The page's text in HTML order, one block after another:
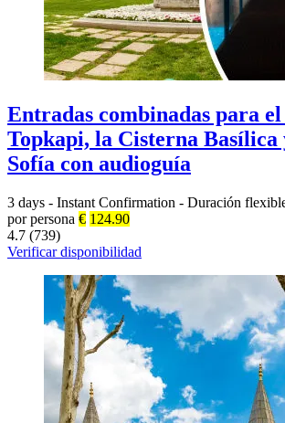
Entradas combinadas para
Topkapi, la Cisterna Basílica
Sofía con audioguía
3 days - Instant Confirmation - Duración
por persona € 124.90
4.7 (739)
Verificar disponibilidad